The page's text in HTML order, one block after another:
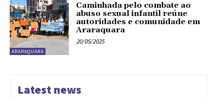
ARARAQUARA
Caminhada pelo combate ao
abuso sexual infantil reúne
autoridades e comunidade em
Araraquara
20/05/2025
Latest news